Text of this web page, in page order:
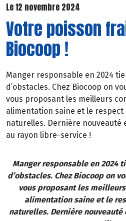
Le 12 novembre 2024
Votre poisson
Biocoop !
Manger responsable en 2024
d’obstacles. Chez Biocoop on
vous proposant les meilleurs
alimentation saine et le respect
naturelles. Dernière nouveauté
au rayon libre-service !
Manger responsable en 2024
d’obstacles. Chez Biocoop on
vous proposant les
alimentation saine et le
naturelles. Dernière